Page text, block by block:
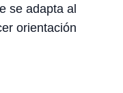
se adapta al
orientación